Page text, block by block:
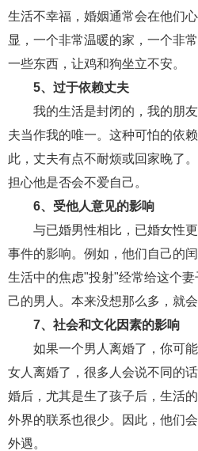
其他
生活不幸福，婚姻通常会在他们
显，一个非常温暖的家，一个非
一些东西，让鸡和狗坐立不安。
5、过于依赖丈夫
我的生活是封闭的，我的朋友
夫当作我的唯一。这种可怕的依
此，丈夫有点不耐烦或回家晚了
担心他是否会不爱自己。
6、受他人意见的影响
与已婚男性相比，已婚女性更
事件的影响。例如，他们自己的
生活中的焦虑"投射"经常给这个
己的男人。本来没想那么多，就
7、社会和文化因素的影响
如果一个男人离婚了，你可能
女人离婚了，很多人会说不同的
婚后，尤其是生了孩子后，生活
外界的联系也很少。因此，他们
外遇。